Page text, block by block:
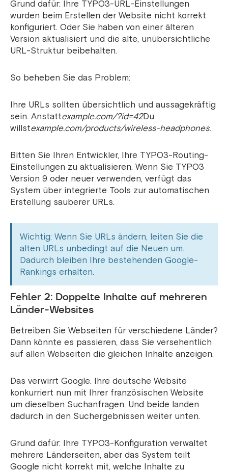
Grund dafür: Ihre TYPO3-URL-Einstellungen
wurden beim Erstellen der Website nicht korrekt
konfiguriert. Oder Sie haben von einer älteren
Version aktualisiert und die alte, unübersichtliche
URL-Struktur beibehalten.
So beheben Sie das Problem:
Ihre URLs sollten übersichtlich und aussagekräftig
sein. Anstattexample.com/?id=42Du
willstexample.com/products/wireless-headphones.
Bitten Sie Ihren Entwickler, Ihre TYPO3-Routing-
Einstellungen zu aktualisieren. Wenn Sie TYPO3
Version 9 oder neuer verwenden, verfügt das
System über integrierte Tools zur automatischen
Erstellung sauberer URLs.
Wichtig: Wenn Sie URLs ändern, leiten Sie die
alten URLs unbedingt auf die Neuen um.
Dadurch bleiben Ihre bestehenden Google-
Rankings erhalten.
Fehler 2: Doppelte Inhalte auf mehreren
Länder-Websites
Betreiben Sie Webseiten für verschiedene Länder?
Dann könnte es passieren, dass Sie versehentlich
auf allen Webseiten die gleichen Inhalte anzeigen.
Das verwirrt Google. Ihre deutsche Website
konkurriert nun mit Ihrer französischen Website
um dieselben Suchanfragen. Und beide landen
dadurch in den Suchergebnissen weiter unten.
Grund dafür: Ihre TYPO3-Konfiguration verwaltet
mehrere Länderseiten, aber das System teilt
Google nicht korrekt mit, welche Inhalte zu